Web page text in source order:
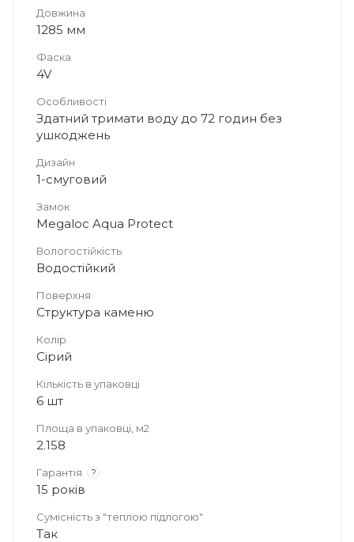
Довжина
1285 мм
Фаска
4V
Особливості
Здатний тримати воду до 72 годин без
ушкоджень
Дизайн
1-смуговий
Замок
Megaloc Aqua Protect
Вологостійкість
Водостійкий
Поверхня
Структура каменю
Колір
Сірий
Кількість в упаковці
6 шт
Площа в упаковці, м2
2.158
Гарантія ?
15 років
Сумісність з "теплою підлогою"
Так